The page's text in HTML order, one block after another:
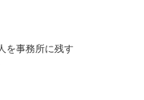
を事務所に残す